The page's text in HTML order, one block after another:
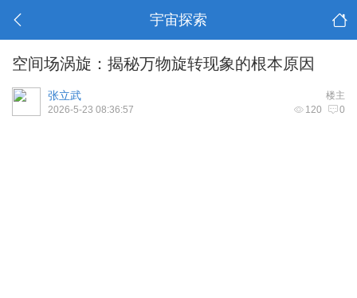
宇宙探索
空间场涡旋：揭秘万物旋转现象的根本原因
楼主
张立武
120 0
2026-5-23 08:36:57